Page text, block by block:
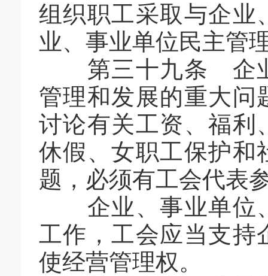
组织职工采取与企业
业、事业单位民主管
第三十九条 企业
管理和发展的重大问
讨论有关工资、福利
休假、女职工保护和
题，必须有工会代表
企业、事业单位、
工作，工会应当支持
使经营管理权。